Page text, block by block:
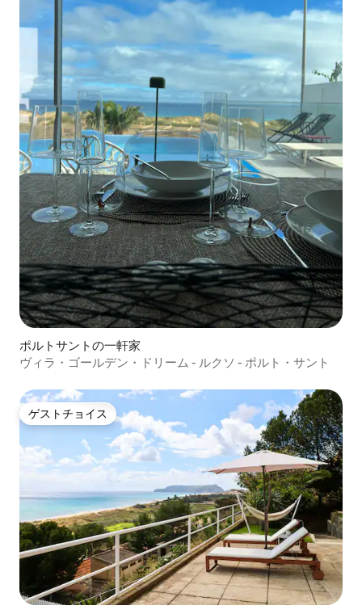
ポルトサントの一軒家
ヴィラ・ゴールデン・ドリーム - ルクソ - ポルト・サント
ゲストチョイス
ゲストチョイス